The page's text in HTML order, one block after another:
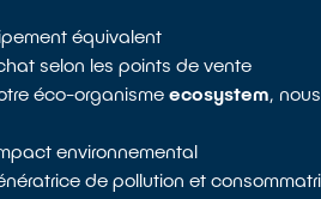
équivalent
selon les points de vente
éco-organismeecosystem,
environnemental
de pollution et